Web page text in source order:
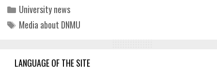
Categories
University news
Tags
Media about DNMU
LANGUAGE OF THE SITE